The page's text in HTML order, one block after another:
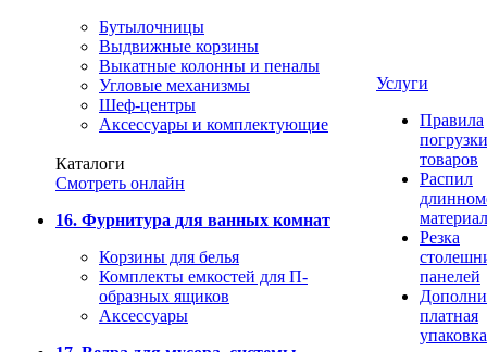
Бутылочницы
Выдвижные корзины
Выкатные колонны и пеналы
Угловые механизмы
Шеф-центры
Аксессуары и комплектующие
Каталоги
Смотреть онлайн
16. Фурнитура для ванных комнат
Корзины для белья
Комплекты емкостей для П-
образных ящиков
Аксессуары
Услуги
Правила
погрузки
товаров
Распил
Резка
панелей
платная
упаковка